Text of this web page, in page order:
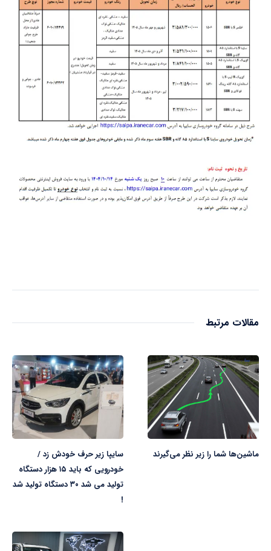
مقالات مرتبط
ماشین‌ها شما را زیر نظر می‌گیرند
سایپا زیر حرف خودش زد /
خودرویی که باید ۱۵ هزار دستگاه
تولید می شد ۳۰ دستگاه تولید شد
!